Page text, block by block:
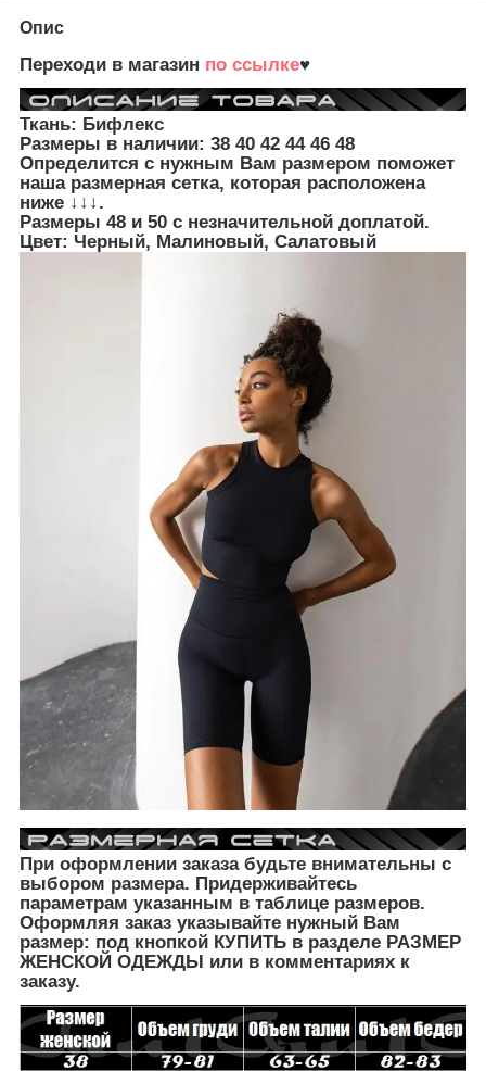
Опис
Переходи в магазин по ссылке♥
Ткань: Бифлекс
Размеры в наличии: 38 40 42 44 46 48
Определится с нужным Вам размером поможет
наша размерная сетка, которая расположена
ниже ↓↓↓.
Размеры 48 и 50 с незначительной доплатой.
Цвет: Черный, Малиновый, Салатовый
При оформлении заказа будьте внимательны с
выбором размера. Придерживайтесь
параметрам указанным в таблице размеров.
Оформляя заказ указывайте нужный Вам
размер: под кнопкой КУПИТЬ в разделе РАЗМЕР
ЖЕНСКОЙ ОДЕЖДЫ или в комментариях к
заказу.